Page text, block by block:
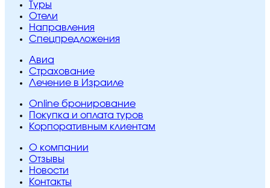
Туры
Отели
Направления
Спецпредложения
Авиа
Страхование
Лечение в Израиле
Online бронирование
Покупка и оплата туров
Корпоративным клиентам
O компании
Отзывы
Новости
Контакты